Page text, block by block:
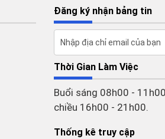
Đăng ký nhận bảng tin
Thời Gian Làm Việc
Buổi sáng 08h00 -
chiều 16h00 - 21h00.
Thống kê truy cập